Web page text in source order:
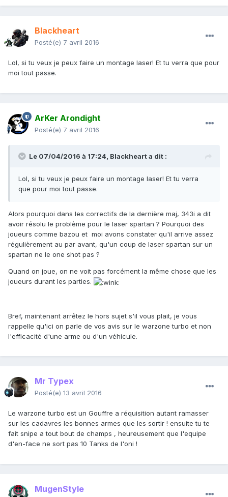
Blackheart
Posté(e) 7 avril 2016
Lol, si tu veux je peux faire un montage laser! Et tu verra que pour
moi tout passe.
ArKer Arondight
Posté(e) 7 avril 2016
Le 07/04/2016 à 17:24, Blackhearta dit :
Lol, si tu veux je peux faire un montage laser! Et tu verra
que pour moi tout passe.
Alors pourquoi dans les correctifs de la dernière maj, 343i a dit
avoir résolu le problème pour le laser spartan ? Pourquoi des
joueurs comme bazou et moi avons constater qu'il arrive assez
régulièrement au par avant, qu'un coup de laser spartan sur un
spartan ne le one shot pas ?
Quand on joue, on ne voit pas forcément la même chose que les
joueurs durant les parties.
Bref, maintenant arrêtez le hors sujet s'il vous plait, je vous
rappelle qu'ici on parle de vos avis sur le warzone turbo et non
l'efficacité d'une arme ou d'un véhicule.
Mr Typex
Posté(e) 13 avril 2016
Le warzone turbo est un Gouffre a réquisition autant ramasser
sur les cadavres les bonnes armes que les sortir ! ensuite tu te
fait snipe a tout bout de champs , heureusement que l'equipe
d'en-face ne sort pas 10 Tanks de l'oni !
MugenStyle